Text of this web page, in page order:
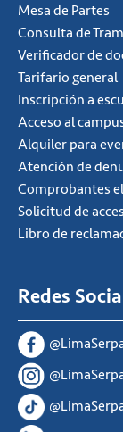
Mesa de Partes
Consulta de
Verificador de
Tarifario general
Inscripción a
Acceso al
Alquiler para
Atención de
Comprobantes
Solicitud de
Libro de
Redes